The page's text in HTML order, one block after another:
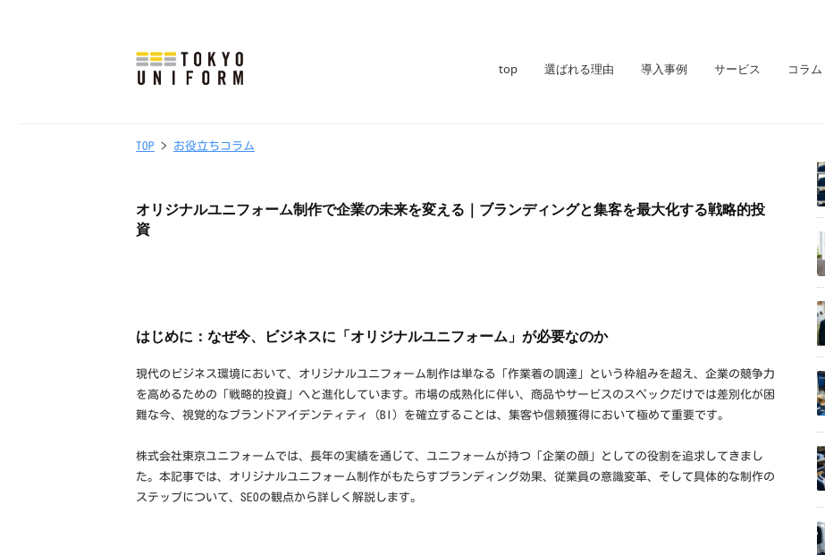
会
東
フ
ォ
ー
ム
ジ
ル
制
ニ
ォ
ー
制
top 選ばれる理由 導入事例 サービス コラム
0
0
2
b
o
n
f
o
m
TOP > お役立ちコラム
オリジナルユニフォーム制作で企業の未来を変える｜ブランディングと集客を最大化する戦略的投
資
はじめに：なぜ今、ビジネスに「オリジナルユニフォーム」が必要なのか
現代のビジネス環境において、オリジナルユニフォーム制作は単なる「作業着の調達」という枠組みを超え、企業の競争力
を高めるための「戦略的投資」へと進化しています。市場の成熟化に伴い、商品やサービスのスペックだけでは差別化が困
難な今、視覚的なブランドアイデンティティ（BI）を確立することは、集客や信頼獲得において極めて重要です。
株式会社東京ユニフォームでは、長年の実績を通じて、ユニフォームが持つ「企業の顔」としての役割を追求してきまし
た。本記事では、オリジナルユニフォーム制作がもたらすブランディング効果、従業員の意識変革、そして具体的な制作の
ステップについて、SEOの観点から詳しく解説します。
社
東
ユ
ォ
ー